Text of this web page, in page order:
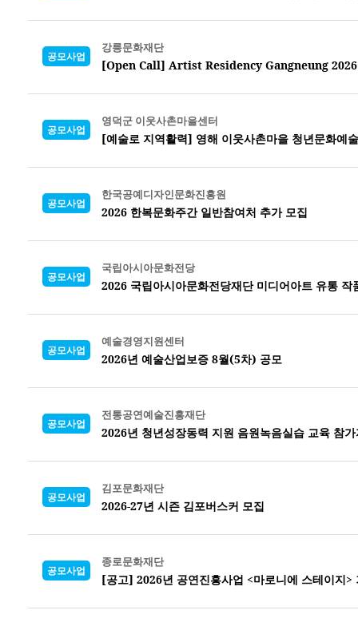
공모사업
강릉문화재단
[Open Call] Artist Residency Gangneung 2026
공모사업
영덕군 이웃사촌마을센터
[예술로 지역활력] 영해 이웃사촌마을 청년문화예
공모사업
한국공예디자인문화진흥원
2026 한복문화주간 일반참여처 추가 모집
공모사업
국립아시아문화전당
2026 국립아시아문화전당재단 미디어아트 유통 작
공모사업
예술경영지원센터
2026년 예술산업보증 8월(5차) 공모
공모사업
전통공연예술진흥재단
2026년 청년성장동력 지원 음원녹음실습 교육 참
공모사업
김포문화재단
2026-27년 시즌 김포버스커 모집
공모사업
종로문화재단
[공고] 2026년 공연진흥사업 <마로니에 스테이지>